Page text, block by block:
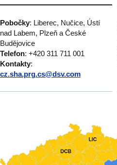
Pobočky: Liberec, Nučice, Ústí
nad Labem, Plzeň a České
Budějovice
Telefon: +420 311 711 001
Kontakty:
cz.sha.prg.cs@dsv.com